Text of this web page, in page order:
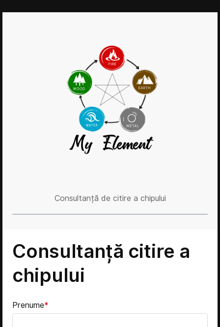
Consultanță citire a
chipului
Prenume*
Consultanță de citire a chipului